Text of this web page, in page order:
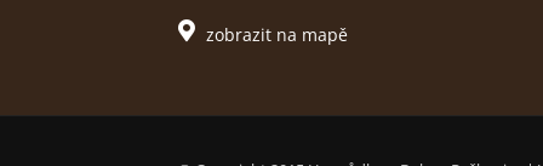
zobrazit na mapě